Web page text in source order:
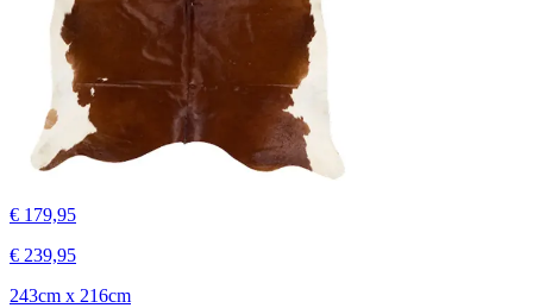
€ 179,95
€ 239,95
243cm x 216cm